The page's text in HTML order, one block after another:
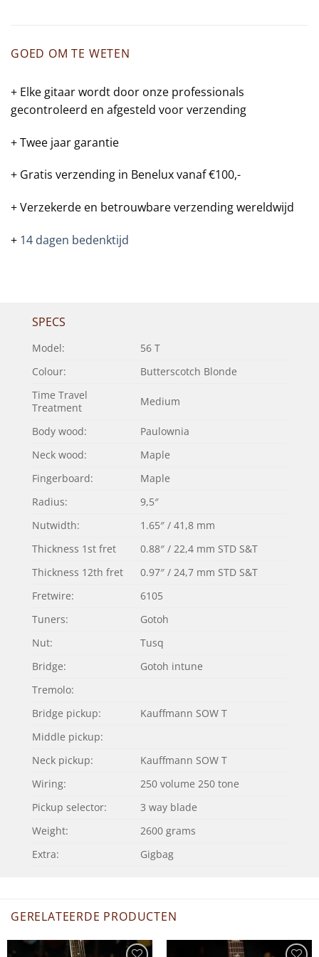
GOED OM TE WETEN
+ Elke gitaar wordt door onze professionals
gecontroleerd en afgesteld voor verzending
+ Twee jaar garantie
+ Gratis verzending in Benelux vanaf €100,-
+ Verzekerde en betrouwbare verzending wereldwijd
+ 14 dagen bedenktijd
SPECS
Model:
56 T
Colour:
Butterscotch Blonde
Time Travel
Treatment
Medium
Body wood:
Paulownia
Neck wood:
Maple
Fingerboard:
Maple
Radius:
9,5″
Nutwidth:
1.65″ / 41,8 mm
Thickness 1st fret
0.88″ / 22,4 mm STD S&T
Thickness 12th fret
0.97″ / 24,7 mm STD S&T
Fretwire:
6105
Tuners:
Gotoh
Nut:
Tusq
Bridge:
Gotoh intune
Tremolo:
Bridge pickup:
Kauffmann SOW T
Middle pickup:
Neck pickup:
Kauffmann SOW T
Wiring:
250 volume 250 tone
Pickup selector:
3 way blade
Weight:
2600 grams
Extra:
Gigbag
GERELATEERDE PRODUCTEN